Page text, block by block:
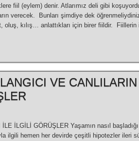
fiil (eylem) denir. Atlarımız deli gibi
verecek. Bunları şimdiye dek
oluş, kılış… anlattıkları için birer fiildir. Fiillerin
VE
İLGİLİ GÖRÜŞLER Yaşamın nasıl
ilgili hemen her devirde çeşitli hipotezler ileri